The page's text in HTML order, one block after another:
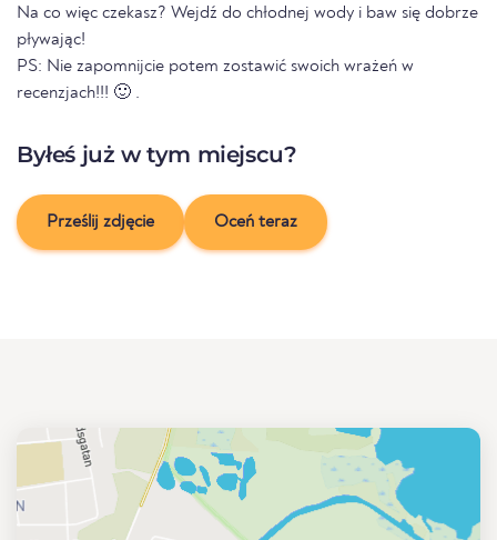
Na co więc czekasz? Wejdź do chłodnej wody i baw się dobrze
pływając!
PS: Nie zapomnijcie potem zostawić swoich wrażeń w
recenzjach!!! 🙂 .
Byłeś już w tym miejscu?
Prześlij zdjęcie Oceń teraz